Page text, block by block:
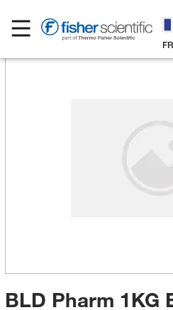
FR
BLD Pharm 1KG